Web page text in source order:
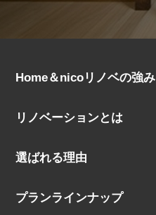
Home＆nicoリノベの強み
リノベーションとは
選ばれる理由
プランラインナップ